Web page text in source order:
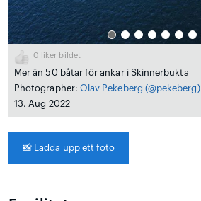
0 liker bildet
Mer än 50 båtar för ankar i Skinnerbukta
Photographer: Olav Pekeberg (@pekeberg)
13. Aug 2022
📸 Ladda upp ett foto